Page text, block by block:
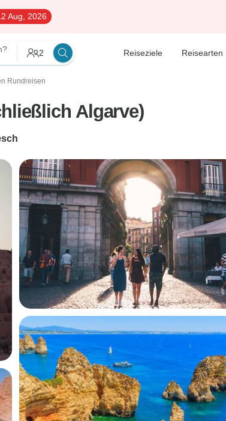
Aug, 2026
2 Reiseziele Reisearten
Rundreisen
Algarve)